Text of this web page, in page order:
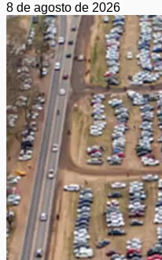
8 de agosto de 2026